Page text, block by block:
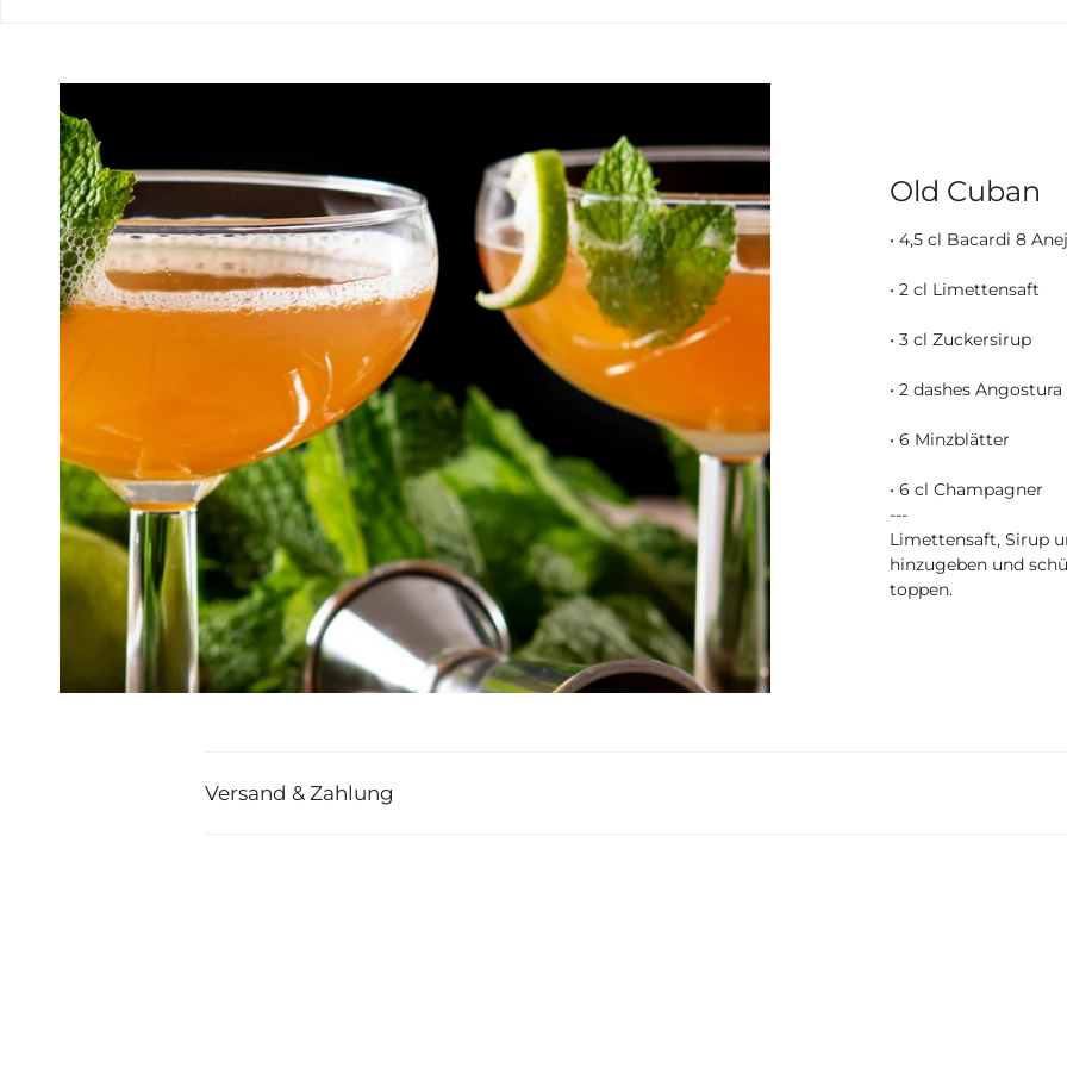
Old Cuban
• 4,5 cl Bacardi 8
• 2 cl Limettensaft
• 3 cl Zuckersirup
• 2 dashes Angostura
• 6 Minzblätter
• 6 cl Champagner
---
Limettensaft, Sirup
hinzugeben und
toppen.
Versand & Zahlung